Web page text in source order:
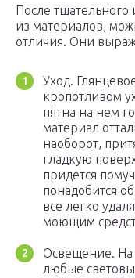
После тщательного
из материалов,
отличия. Они
Уход.
кропотливом
пятна на нем
материал
наоборот,
гладкую
придется
понадобится
все легко
моющим
Освещение. На
любые